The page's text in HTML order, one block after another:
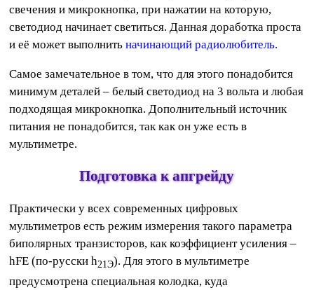
свечения и микрокнопка, при нажатии на которую,
светодиод начинает светиться. Данная доработка проста
и её может выполнитьначинающий радиолюбитель.
Самое замечательное в том, что для этого понадобится
минимум деталей – белый светодиод на 3 вольта и любая
подходящая микрокнопка. Дополнительный источник
питания не понадобится, так как он уже есть в
мультиметре.
Подготовка к апгрейду
Практически у всех современных цифровых
мультиметров есть режим измерения такого параметра
биполярных транзисторов, как коэффициент усиления –
hFE (по-русски h21Э). Для этого в мультиметре
предусмотрена специальная колодка, куда